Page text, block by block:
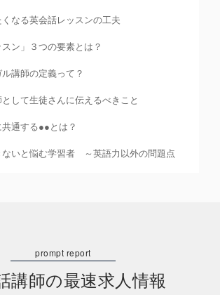
くなる英会話レッスンの工夫
スン」３つの要素とは？
ル講師の定義って？
として生徒さんに伝えるべきこと
共通する●●とは？
ないと悩む学習者 ～英語力以外の問題点
講師の最速求人情報